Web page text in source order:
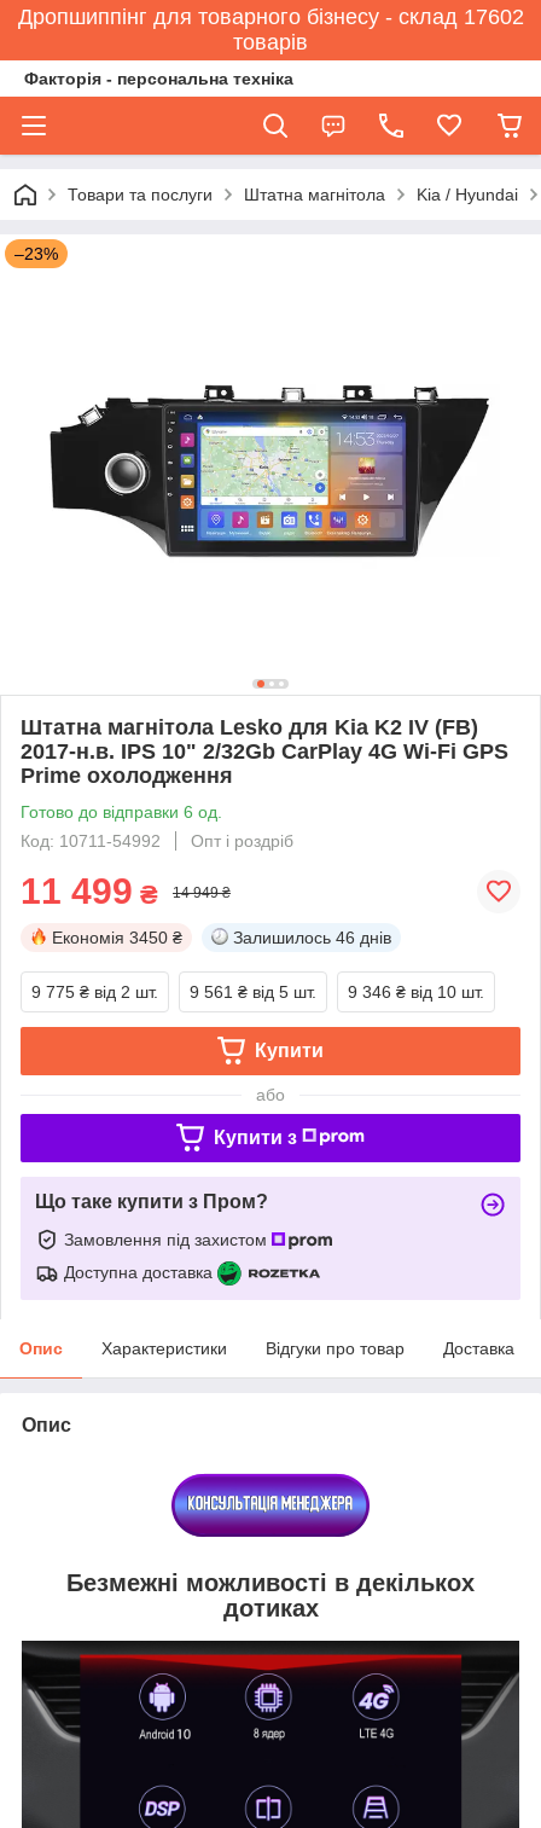
Дропшиппінг для товарного бізнесу - склад 17602
товарів
Факторія - персональна техніка
Товари та послуги Штатна магнітола Kia / Hyundai
–23%
Штатна магнітола Lesko для Kia K2 IV (FB)
2017-н.в. IPS 10" 2/32Gb CarPlay 4G Wi-Fi GPS
Prime охолодження
Готово до відправки 6 од.
Код: 10711-54992
Опт і роздріб
11 499 ₴ 14 949 ₴
Економія 3450 ₴ Залишилось 46 днів
9 775 ₴ від 2 шт. 9 561 ₴ від 5 шт. 9 346 ₴ від 10 шт.
Купити
або
Купити з
Що таке купити з Пром?
Замовлення під захистом
Доступна доставка
Опис Характеристики Відгуки про товар Доставка
Опис
Безмежні можливості в декількох
дотиках